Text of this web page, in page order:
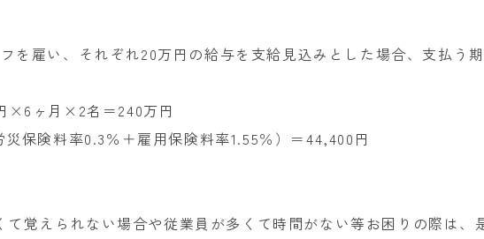
を雇い、それぞれ20万円の給与を支給見込みとした場合、支払う
×6ヶ月×2名＝240万円
保険料率0.3％＋雇用保険料率1.55％）＝44,400円
て覚えられない場合や従業員が多くて時間がない等お困りの際は